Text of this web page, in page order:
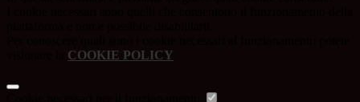
COOKIE POLICY